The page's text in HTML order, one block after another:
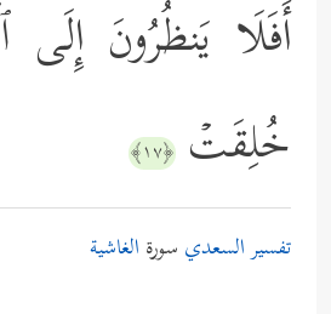
أَفَلَا یَنظُرُونَ
خُلِقَتۡ ﴿١٧﴾
تفسير السعدي سورة الغاشية